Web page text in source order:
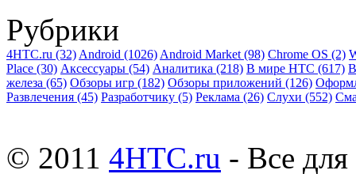
Рубрики
4HTC.ru (32) Android (1026) Android Market (98) Chrome OS (2)
Place (30) Аксессуары (54) Аналитика (218) В мире HTC (617)
железа (65) Обзоры игр (182) Обзоры приложений (126)
Развлечения (45) Разработчику (5) Реклама (26) Слухи (552)
© 2011 4HTC.ru - Все